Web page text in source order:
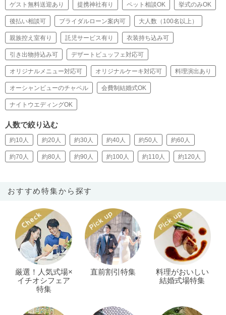
ゲスト無料送迎あり 提携神社有り ペット相談OK 挙式のみOK
後払い相談可 ブライダルローン案内可 大人数（100名以上）
親族控え室有り 託児サービス有り 衣装持ち込み可
引き出物持込み可 デザートビュッフェ対応可
オリジナルメニュー対応可 オリジナルケーキ対応可 料理演出あり
オーシャンビューのチャペル 会費制結婚式OK
ナイトウエディングOK
人数で絞り込む
約10人 約20人 約30人 約40人 約50人 約60人
約70人 約80人 約90人 約100人 約110人 約120人
おすすめ特集から探す
厳選！人気式場×
イチオシフェア
特集
直前割引特集
料理がおいしい
結婚式場特集